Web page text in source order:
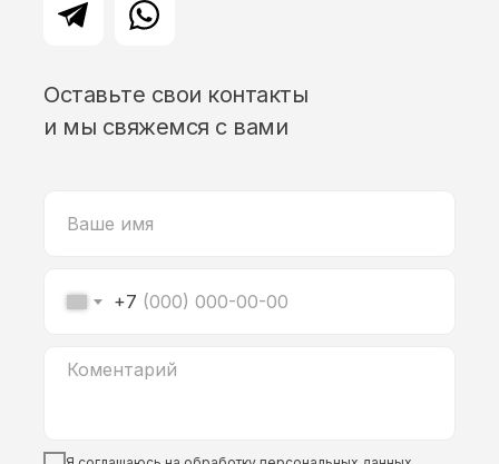
+7
Оставьте свои контакты
и мы свяжемся с вами